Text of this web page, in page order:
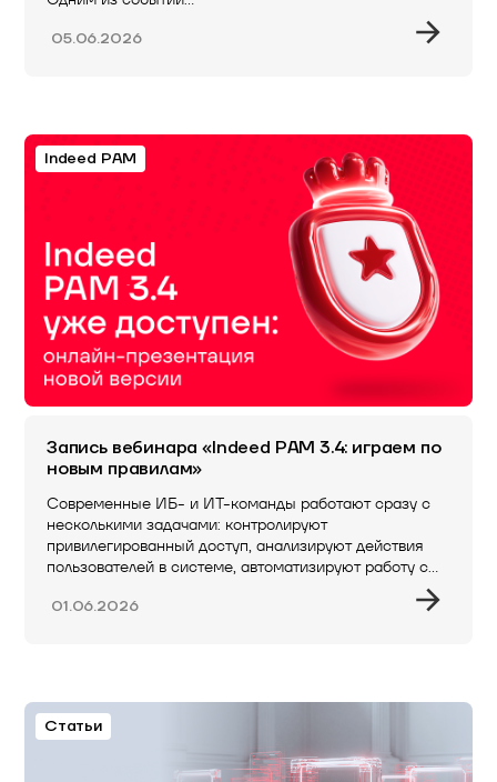
05.06.2026
Indeed PAM
Запись вебинара «Indeed PAM 3.4: играем по
новым правилам»
Современные ИБ- и ИТ-команды работают сразу с
несколькими задачами: контролируют
привилегированный доступ, анализируют действия
пользователей в системе, автоматизируют работу с…
01.06.2026
Статьи